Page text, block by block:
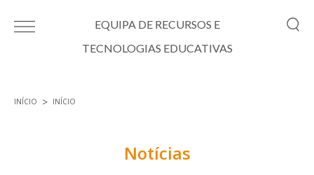
EQUIPA DE RECURSOS E
TECNOLOGIAS EDUCATIVAS
INÍCIO INÍCIO
Notícias